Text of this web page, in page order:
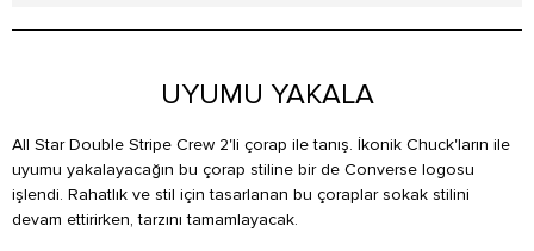
UYUMU YAKALA
All Star Double Stripe Crew 2'li çorap ile tanış. İkonik Chuck'ların ile
uyumu yakalayacağın bu çorap stiline bir de Converse logosu
işlendi. Rahatlık ve stil için tasarlanan bu çoraplar sokak stilini
devam ettirirken, tarzını tamamlayacak.